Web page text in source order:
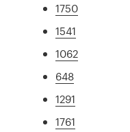
1750
1541
1062
648
1291
1761